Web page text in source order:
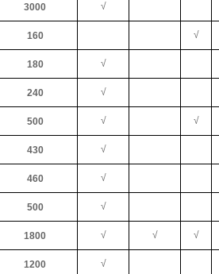
3000 √
160 √
180 √
240 √
500 √ √
430 √
460 √
500 √
1800 √ √ √
1200 √